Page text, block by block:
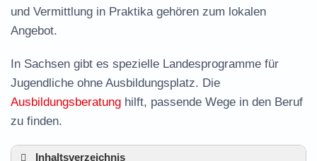
und Vermittlung in Praktika gehören zum lokalen
Angebot.
In Sachsen gibt es spezielle Landesprogramme für
Jugendliche ohne Ausbildungsplatz. Die
Ausbildungsberatung hilft, passende Wege in den Beruf
zu finden.
Inhaltsverzeichnis